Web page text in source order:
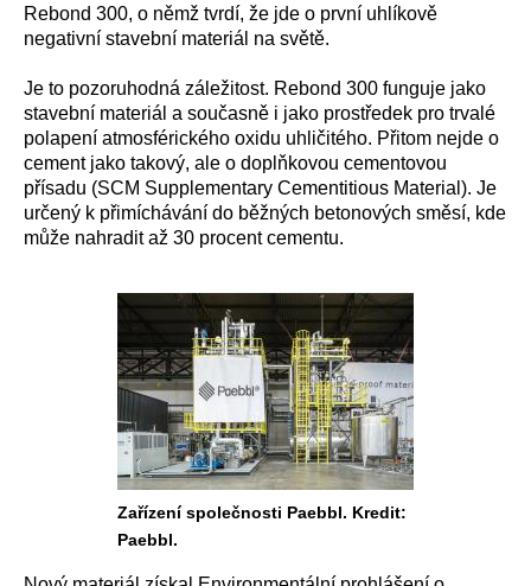
Rebond 300, o němž tvrdí, že jde o první uhlíkově
negativní stavební materiál na světě.
Je to pozoruhodná záležitost. Rebond 300 funguje jako
stavební materiál a současně i jako prostředek pro trvalé
polapení atmosférického oxidu uhličitého. Přitom nejde o
cement jako takový, ale o doplňkovou cementovou
přísadu (SCM Supplementary Cementitious Material). Je
určený k přimíchávání do běžných betonových směsí, kde
může nahradit až 30 procent cementu.
Zařízení společnosti Paebbl. Kredit:
Paebbl.